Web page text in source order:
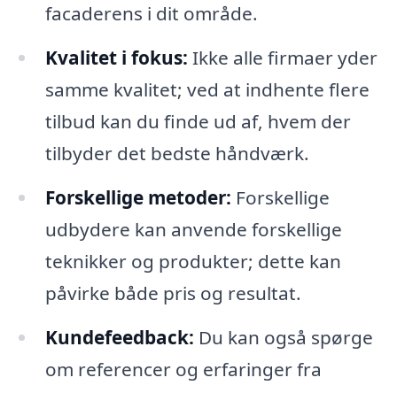
facaderens i dit område.
Kvalitet i fokus: Ikke alle firmaer yder
samme kvalitet; ved at indhente flere
tilbud kan du finde ud af, hvem der
tilbyder det bedste håndværk.
Forskellige metoder: Forskellige
udbydere kan anvende forskellige
teknikker og produkter; dette kan
påvirke både pris og resultat.
Kundefeedback: Du kan også spørge
om referencer og erfaringer fra